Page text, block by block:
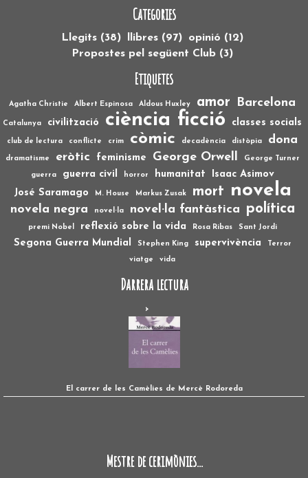
Categories
Llegits (38) llibres (97) opinió (12)
Propostes pel següent Club (3)
Etiquetes
Agatha Christie Albert Espinosa Aldous Huxley amor Barcelona
Catalunya civilització ciència ficció classes socials
club de lectura conflicte crim còmic decadència distòpia dona
dramatisme eròtic feminisme George Orwell George Turner
guerra guerra civil horror humanitat
Isaac Asimov
José Saramago
M. House Markus Zusak mort novela
novela negra novel·la novel·la fantàstica política
premi Nobel reflexió sobre la vida Rosa Ribas Sant Jordi
Segona Guerra Mundial Stephen King supervivència Terror
viatge vida
Darrera lectura
El carrer de les Camèlies de Mercè Rodoreda
Mestre de cerimònies...